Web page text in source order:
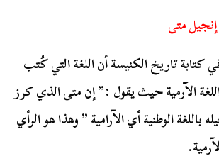
متى
كتابة تاريخ الكنيسة أن اللغة التي كُتب
الآرمية حيث يقول :” إن متى الذي كرز
باللغة الوطنية أي الآرامية ” وهذا هو الرأي